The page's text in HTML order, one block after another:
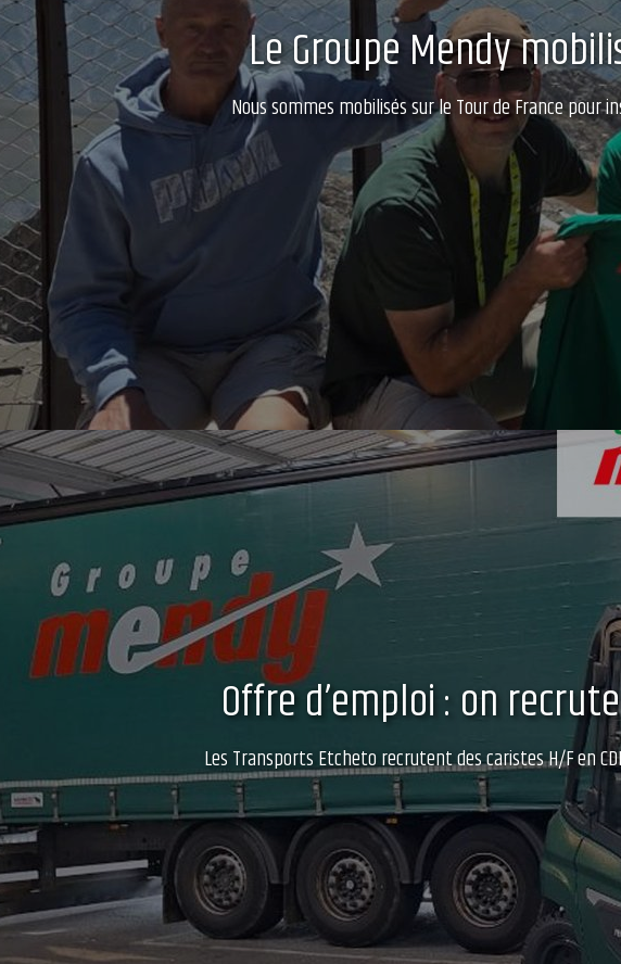
Le Groupe Mendy
Nous sommes mobilisés sur le Tour de France
Offre d’emploi : on
Les Transports Etcheto recrutent des caristes H/F en